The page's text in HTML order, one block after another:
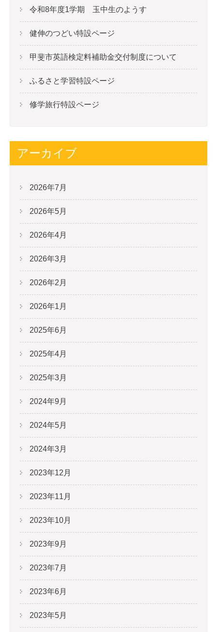
令和8年度1学期 玉中生のようす
健伸のつどい特設ページ
甲斐市英語検定料補助金交付制度について
ふるさと学習特設ページ
修学旅行特設ページ
アーカイブ
2026年7月
2026年5月
2026年4月
2026年3月
2026年2月
2026年1月
2025年6月
2025年4月
2025年3月
2024年9月
2024年5月
2024年3月
2023年12月
2023年11月
2023年10月
2023年9月
2023年7月
2023年6月
2023年5月